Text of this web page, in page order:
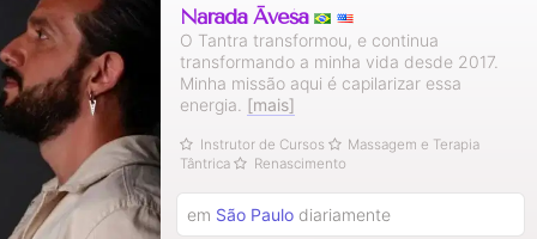
Nārada Āveśa
O Tantra transformou, e continua
transformando a minha vida desde 2017.
Minha missão aqui é capilarizar essa
energia. [mais]
Instrutor de Cursos
Massagem e Terapia
Tântrica
Renascimento
em São Paulo diariamente